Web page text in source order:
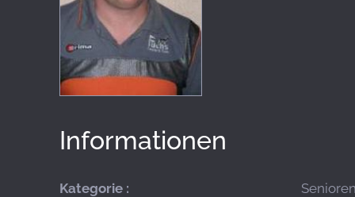
Informationen
Kategorie : Senioren